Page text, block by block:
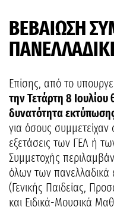
ΒΕΒΑΙΩΣΗ
Επίσης, από το
την Τετάρτη 8 Ιουλίου
δυνατότητα
για όσους συμμετείχαν
εξετάσεις των ΓΕΛ ή
Συμμετοχής
όλων των
(Γενικής Παιδείας,
και Ειδικά-Μουσικά